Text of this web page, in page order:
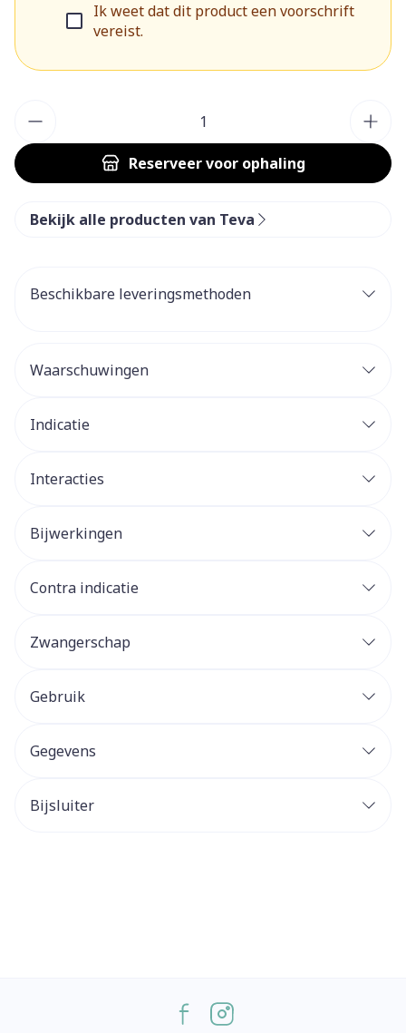
Ik weet dat dit product een voorschrift
vereist.
Reserveervoor ophaling
Bekijk alle producten van Teva
Beschikbare leveringsmethoden
Waarschuwingen
Indicatie
Interacties
Bijwerkingen
Contra indicatie
Zwangerschap
Gebruik
Gegevens
Bijsluiter